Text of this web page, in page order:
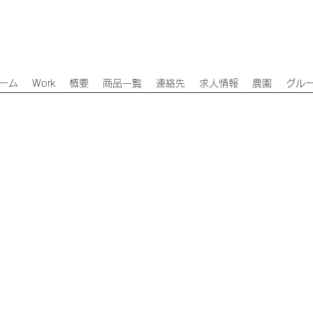
ム Work 概要 商品一覧 連絡先 求人情報 農園 グル